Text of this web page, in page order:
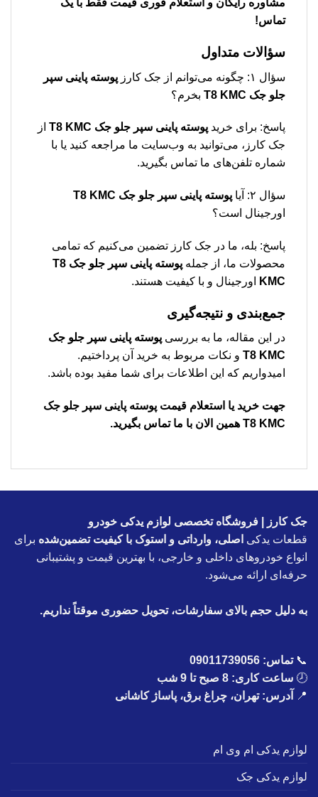
مشاوره رایگان و استعلام فوری قیمت فقط با یک
تماس!
سؤالات متداول
سؤال ۱: چگونه می‌توانم از جک کارز
پوسته پاينی سپر
جلو جک T8 KMC
بخرم؟
پاسخ: برای خرید پوسته پاينی سپر جلو جک T8 KMC
از
جک کارز، می‌توانید به وب‌سایت ما مراجعه کنید یا با
شماره تلفن‌های ما تماس بگیرید.
سؤال ۲: آیا
پوسته پاينی سپر جلو جک T8 KMC
اورجینال است؟
پاسخ: بله، ما در جک کارز تضمین می‌کنیم که تمامی
محصولات ما، از جمله
پوسته پاينی سپر جلو جک T8
KMC
اورجینال و با کیفیت هستند.
جمع‌بندی و نتیجه‌گیری
در این مقاله، ما به بررسی پوسته پاينی سپر جلو جک
T8 KMC و نکات مربوط به خرید آن پرداختیم.
امیدواریم که این اطلاعات برای شما مفید بوده باشد.
جهت خرید یا استعلام قیمت پوسته پاينی سپر جلو جک
T8 KMC همین الان با ما تماس بگیرید.
جک کارز | فروشگاه تخصصی لوازم یدکی خودرو
قطعات یدکی اصلی، وارداتی و استوک با کیفیت تضمین‌شده برای
انواع خودروهای داخلی و خارجی، با بهترین قیمت و پشتیبانی
حرفه‌ای ارائه می‌شود.
به دلیل حجم بالای سفارشات، تحویل حضوری موقتاً نداریم.
📞تماس: 09011739056
🕗 ساعت کاری: 8 صبح تا 9 شب
📍
آدرس: تهران، چراغ برق، پاساژ کاشانی
لوازم یدکی ام وی ام
لوازم یدکی جک